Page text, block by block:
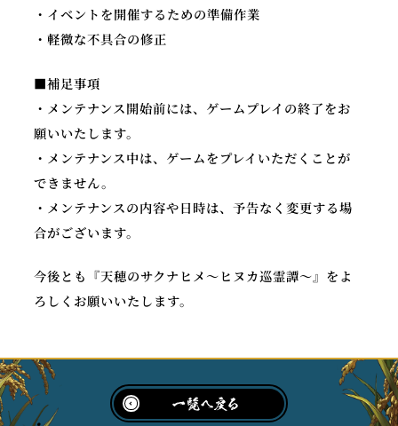
・イベントを開催するための準備作業
・軽微な不具合の修正
■補足事項
・メンテナンス開始前には、ゲームプレイの終了をお
願いいたします。
・メンテナンス中は、ゲームをプレイいただくことが
できません。
・メンテナンスの内容や日時は、予告なく変更する場
合がございます。
今後とも『天穂のサクナヒメ～ヒヌカ巡霊譚～』をよ
ろしくお願いいたします。